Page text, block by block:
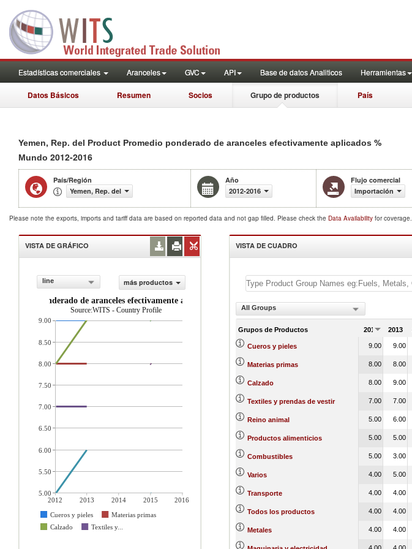
Estadísticas comerciales Aranceles GVC API Base de datos Analiticos Herramientas
Datos Básicos Resumen Socios Grupo de productos País
Yemen, Rep. del Product Promedio ponderado de aranceles efectivamente aplicados %
Mundo 2012-2016
País/Región
Yemen, Rep. del
Año
2012-2016
Flujo comercial
Importación
Please note the exports, imports and tariff data are based on reported data and not gap filled. Please check the Data Availability for coverage.
VISTA DE GRÁFICO
line
más productos
Source:WITS - Country Profile
2012 2013 2014 2015
2016
Cueros y pieles
Materias primas
Calzado
Textiles y...
9.00
8.50
8.00
7.50
7.00
6.50
6.00
5.50
5.00
VISTA DE CUADRO
All Groups
Grupos de Productos 2012 2013
Cueros y pieles 9.00 9.00
Materias primas 8.00 8.00
Calzado 8.00 9.00
Textiles y prendas de vestir 7.00 7.00
Reino animal 5.00 6.00
Productos alimenticios 5.00 5.00
Combustibles 5.00 3.00
Varios 4.00 5.00
Transporte 4.00 4.00
Todos los productos 4.00 4.00
Metales 4.00 4.00
4.00 4.00